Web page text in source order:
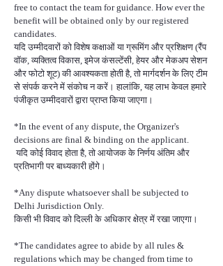
free to contact the team for guidance. How ever the
benefit will be obtained only by our registered
candidates.
यदि उम्मीदवारों को विशेष कक्षाओं या ग्रूमिंग और प्रशिक्षण (रैंप
वॉक, व्यक्तित्व विकास, इमेज कंसल्टेंसी, हेयर और मेकअप सेशन
और फोटो शूट) की आवश्यकता होती है, तो मार्गदर्शन के लिए टीम
से संपर्क करने में संकोच न करें। हालांकि, यह लाभ केवल हमारे
पंजीकृत उम्मीदवारों द्वारा प्राप्त किया जाएगा।
*In the event of any dispute, the Organizer's
decisions are final & binding on the applicant.
यदि कोई विवाद होता है, तो आयोजक के निर्णय अंतिम और
प्रतिभागी पर बाध्यकारी होंगे।
*Any dispute whatsoever shall be subjected to
Delhi Jurisdiction Only.
किसी भी विवाद को दिल्ली के अधिकार क्षेत्र में रखा जाएगा।
*The candidates agree to abide by all rules &
regulations which may be changed from time to